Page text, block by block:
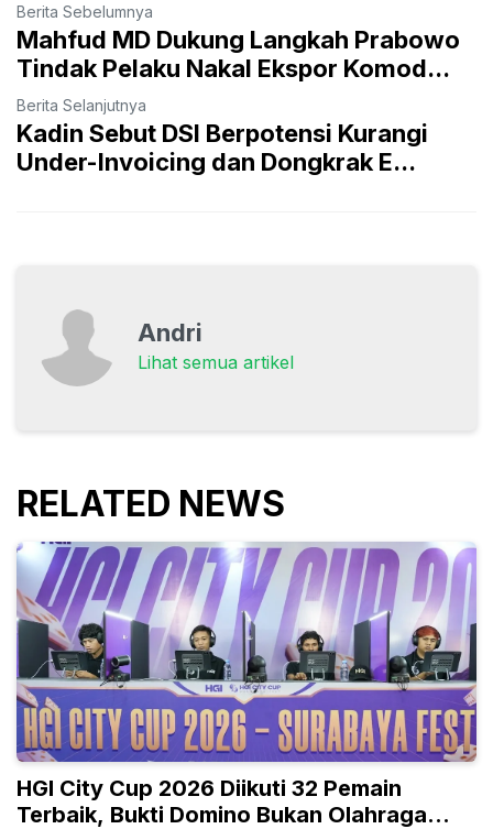
Berita Sebelumnya
Mahfud MD Dukung Langkah Prabowo
Tindak Pelaku Nakal Ekspor Komod...
Berita Selanjutnya
Kadin Sebut DSI Berpotensi Kurangi
Under-Invoicing dan Dongkrak E...
Andri
Lihat semua artikel
RELATED NEWS
HGI City Cup 2026 Diikuti 32 Pemain
Terbaik, Bukti Domino Bukan Olahraga